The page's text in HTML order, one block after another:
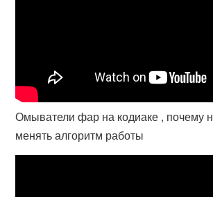
Омыватели фар на кодиаке , почему
менять алгоритм работы